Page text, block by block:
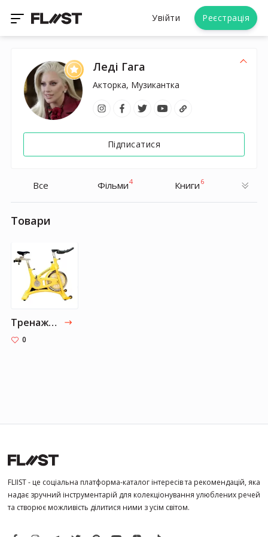
Увійти Реєстрація
Леді Гага
Акторка, Музикантка
Підписатися
Все Фільми4 Книги 6
Товари
Тренажер SoulCycle
0
FLIIST - це соціальна платформа-каталог інтересів та рекомендацій, яка
надає зручний інструментарій для колекціонування улюблених речей
та створює можливість ділитися ними з усім світом.